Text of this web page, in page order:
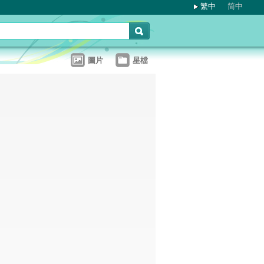
繁中 简中
圖片 星檔